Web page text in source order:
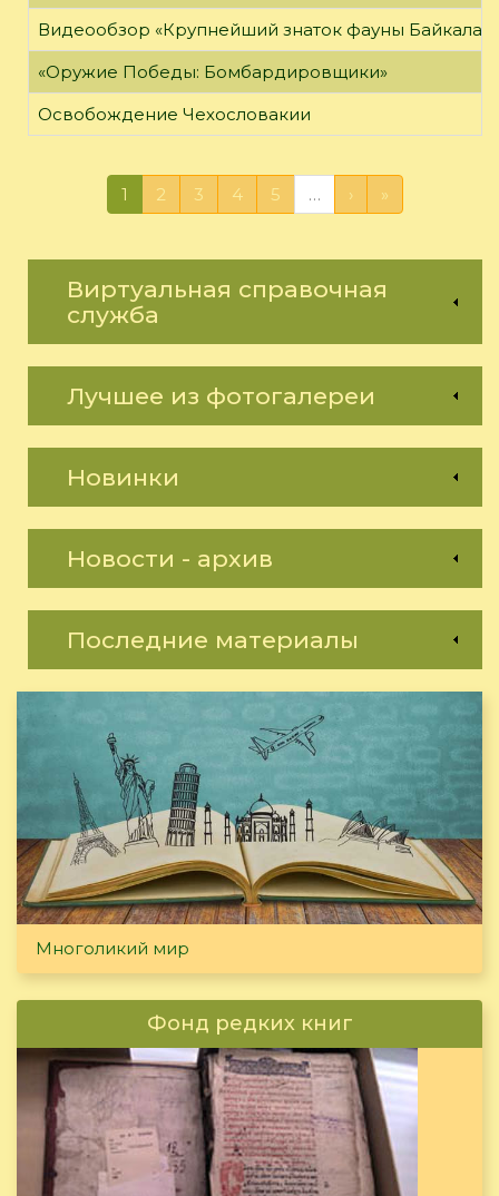
Видеообзор «Крупнейший знаток фауны Байкала»
«Оружие Победы: Бомбардировщики»
Освобождение Чехословакии
1 2 3 4 5 … › »
Виртуальная справочная
служба
Лучшее из фотогалереи
Новинки
Новости - архив
Последние материалы
Многоликий мир
Фонд редких книг